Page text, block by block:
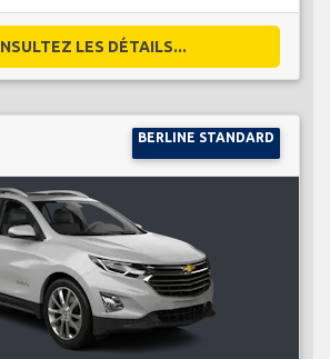
LES DÉTAILS...
BERLINE STANDARD